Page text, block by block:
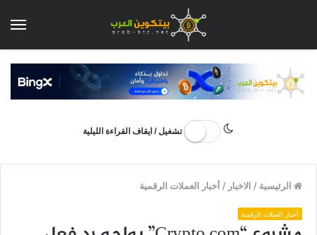
تشغيل / ايقاف القراءة الليلية
الرئيسية / الاخبار /أخبار العملات الرقمية
أخبار العملات الرقمية